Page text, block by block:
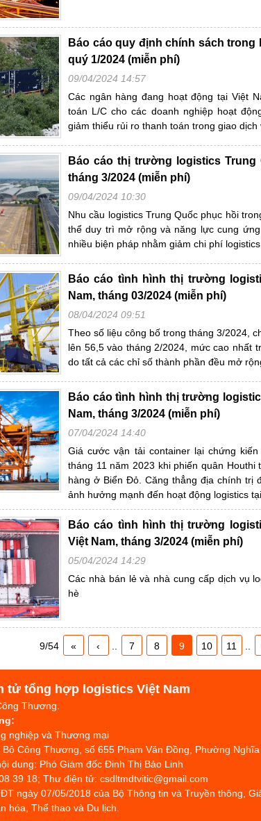
Báo cáo quy định chính sách
quý 1/2024 (miễn phí)
09/04/2024 14:57
Các ngân hàng đang hoạt động tại Việt
toán L/C cho các doanh nghiệp hoạt
giảm thiểu rủi ro thanh toán trong giao
Báo cáo thị trường logistics
tháng 3/2024 (miễn phí)
09/04/2024 10:30
Nhu cầu logistics Trung Quốc phục hồi
thể duy trì mở rộng và năng lực cung
nhiều biện pháp nhằm giảm chi phí
Báo cáo tình hình thị trường
Nam, tháng 03/2024 (miễn phí)
08/04/2024 09:51
Theo số liệu công bố trong tháng 3/2024,
lên 56,5 vào tháng 2/2024, mức cao nhất
do tất cả các chỉ số thành phần đều mở
Báo cáo tình hình thị trường
Nam, tháng 3/2024 (miễn phí)
07/04/2024 14:40
Giá cước vận tải container lại chứng
tháng 11 năm 2023 khi phiến quân
hàng ở Biển Đỏ. Căng thẳng địa chính trị
ảnh hưởng mạnh đến hoạt động logistics
Báo cáo tình hình thị trường
Việt Nam, tháng 3/2024 (miễn phí)
05/04/2024 14:29
Các nhà bán lẻ và nhà cung cấp dịch vụ
hè
9/54 « ‹ 7 8 9 10 11
tử tổng hợp logistics Việt Nam
Thương.
nghiệp và Thương mại
Công Thương, số 655 Phạm Văn Đồng, Phường
dung: Phó Giám đốc Đinh Thị Bảo Linh
39 18; Thư điện tử: csdltmdtvitic@gmail.com
ngày 07/05/2018 của Bộ Thông tin và Truyền thông,
hóa, Thể thao và Du lịch.